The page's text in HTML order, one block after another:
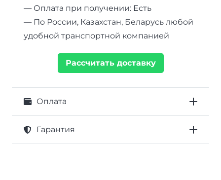
— Оплата при получении: Есть
— По России, Казахстан, Беларусь любой
удобной транспортной компанией
Рассчитать доставку
Оплата
Гарантия